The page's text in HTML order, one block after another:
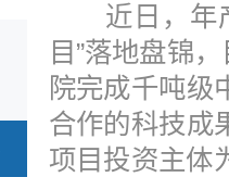
近日，年产
目”落地盘锦
院完成千吨级
合作的科技成
项目投资主体